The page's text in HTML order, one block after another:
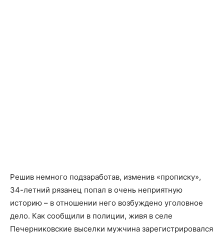
Решив немного подзаработав, изменив «прописку»,
34-летний рязанец попал в очень неприятную
историю – в отношении него возбуждено уголовное
дело. Как сообщили в полиции, живя в селе
Печерниковские выселки мужчина зарегистрировался